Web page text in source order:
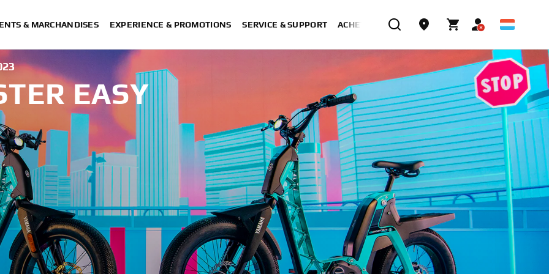
& MARCHANDISES EXPERIENCE & PROMOTIONS SERVICE & SUPPORT ACHETER MAINTENANT
EASY